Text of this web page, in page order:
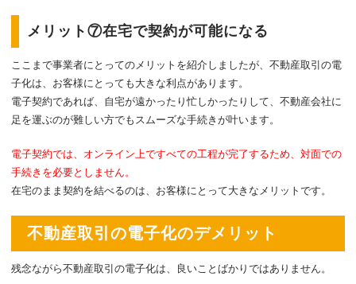
メリット⑦在宅で契約が可能になる
ここまで事業者にとってのメリットを紹介しましたが、不動産取引の電
子化は、お客様にとっても大きな利点があります。
電子契約であれば、自宅が遠かったり忙しかったりして、不動産会社に
足を運ぶのが難しい方でもスムーズな手続きが叶います。
電子契約では、オンライン上ですべての工程が完了するため、対面での
手続きを必要としません。
在宅のまま契約を結べるのは、お客様にとって大きなメリットです。
不動産取引の電子化のデメリット
残念ながら不動産取引の電子化は、良いことばかりではありません。